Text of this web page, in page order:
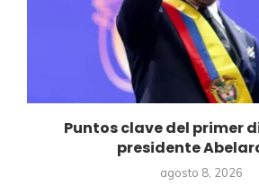
Puntos clave del primer
presidente
agosto 8, 2026